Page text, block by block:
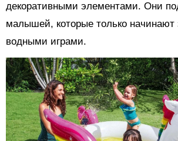
декоративными элементами. Они
малышей, которые только начинают
водными играми.